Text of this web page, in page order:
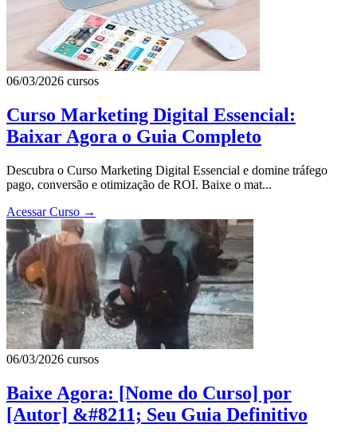
06/03/2026 cursos
Curso Marketing Digital Essencial:
Baixar Agora o Guia Completo
Descubra o Curso Marketing Digital Essencial e domine tráfego
pago, conversão e otimização de ROI. Baixe o mat...
Acessar Curso →
06/03/2026 cursos
Baixe Agora: [Nome do Curso] por
[Autor] &#8211; Seu Guia Definitivo